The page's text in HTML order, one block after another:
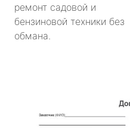
ремонт садовой и
бензиновой техники без
обмана.